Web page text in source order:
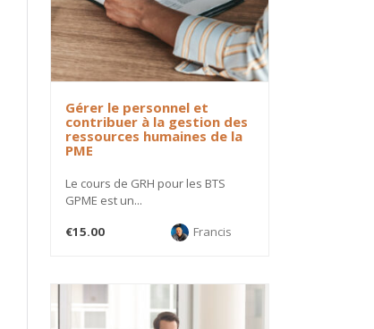
Gérer le personnel et
contribuer à la gestion des
ressources humaines de la
PME
Le cours de GRH pour les BTS
GPME est un...
€15.00
Francis